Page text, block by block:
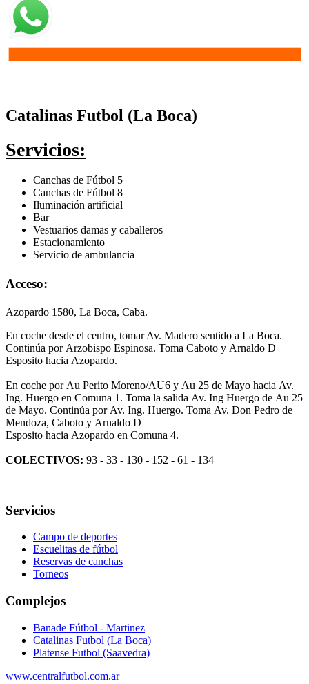
Catalinas Futbol (La Boca)
Servicios:
Canchas de Fútbol 5
Canchas de Fútbol 8
Iluminación artificial
Bar
Vestuarios damas y caballeros
Estacionamiento
Servicio de ambulancia
Acceso:
Azopardo 1580, La Boca, Caba.
En coche desde el centro, tomar Av. Madero sentido a La Boca.
Continúa por Arzobispo Espinosa. Toma Caboto y Arnaldo D
Esposito hacia Azopardo.
En coche por Au Perito Moreno/AU6 y Au 25 de Mayo hacia Av.
Ing. Huergo en Comuna 1 . Toma la salida Av. Ing Huergo de Au 25
de Mayo. Continúa por Av. Ing. Huergo. Toma Av. Don Pedro de
Mendoza, Caboto y Arnaldo D
Esposito hacia Azopardo en Comuna 4.
COLECTIVOS: 93 - 33 - 130 - 152 - 61 - 134
Servicios
Campo de deportes
Escuelitas de fútbol
Reservas de canchas
Torneos
Complejos
Banade Fútbol - Martinez
Catalinas Futbol (La Boca)
Platense Futbol (Saavedra)
www.centralfutbol.com.ar